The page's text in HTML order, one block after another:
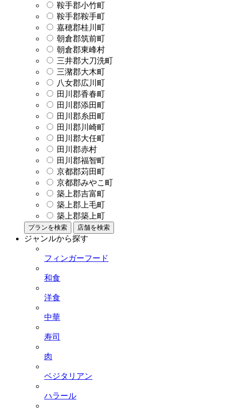
鞍手郡小竹町
鞍手郡鞍手町
嘉穂郡桂川町
朝倉郡筑前町
朝倉郡東峰村
三井郡大刀洗町
三潴郡大木町
八女郡広川町
田川郡香春町
田川郡添田町
田川郡糸田町
田川郡川崎町
田川郡大任町
田川郡赤村
田川郡福智町
京都郡苅田町
京都郡みやこ町
築上郡吉富町
築上郡上毛町
築上郡築上町
プランを検索 店舗を検索
ジャンルから探す
フィンガーフード
和食
洋食
中華
寿司
肉
ベジタリアン
ハラール